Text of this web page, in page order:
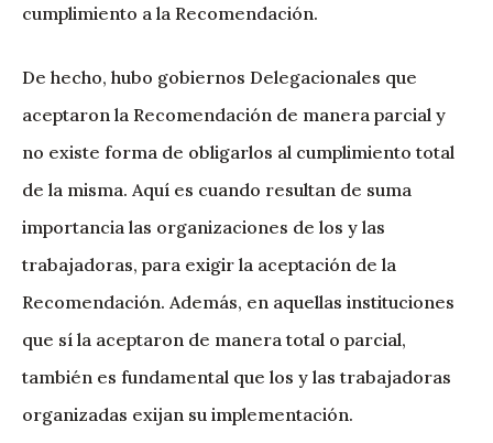
cumplimiento a la Recomendación.
De hecho, hubo gobiernos Delegacionales que
aceptaron la Recomendación de manera parcial y
no existe forma de obligarlos al cumplimiento total
de la misma. Aquí es cuando resultan de suma
importancia las organizaciones de los y las
trabajadoras, para exigir la aceptación de la
Recomendación. Además, en aquellas instituciones
que sí la aceptaron de manera total o parcial,
también es fundamental que los y las trabajadoras
organizadas exijan su implementación.